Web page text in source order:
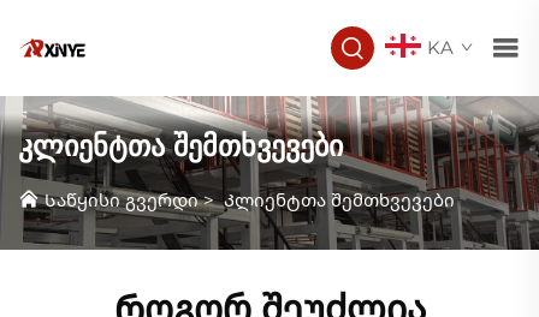
KA
ᲙᲚᲘᲔᲜᲢᲗᲐ ᲨᲔᲛᲗᲮᲕᲔᲕᲔᲑᲘ
Საწყისი გვერდი>Კლიენტთა შემთხვევები